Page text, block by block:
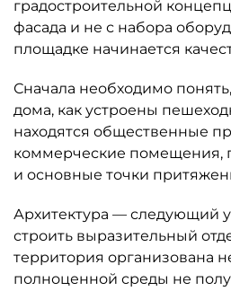
градостроительной
фасада и не с набора
площадке начинается
Сначала необходимо
дома, как устроены
находятся общественные
коммерче­ские помещения,
и основные точки
Архитектура — следу­ющий
строить выразительный
территория организована
полноценной среды не